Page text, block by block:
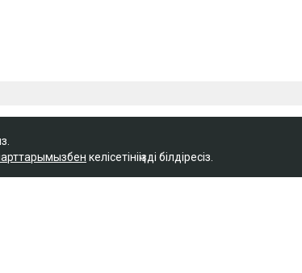
келісетініңізді білдіресіз.